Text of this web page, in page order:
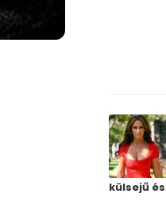
külsejű